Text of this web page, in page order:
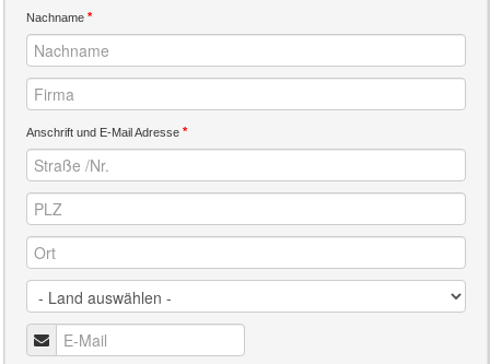
Nachname *
Anschrift und E-Mail Adresse *